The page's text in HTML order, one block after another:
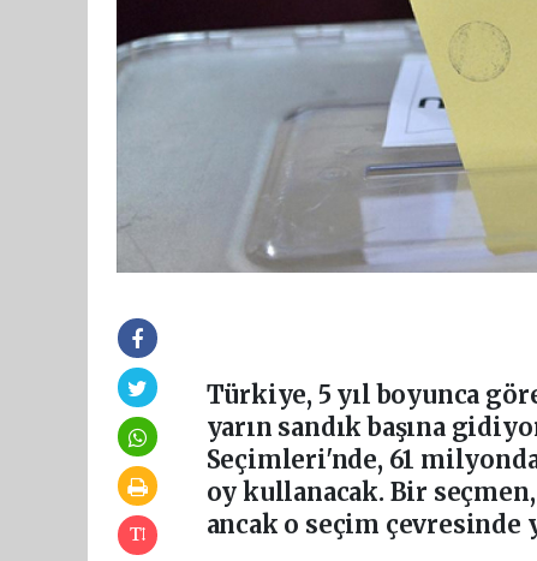
Türkiye, 5 yıl boyunca
yarın sandık başına
Seçimleri'nde, 61
oy kullanacak. Bir
ancak o seçim